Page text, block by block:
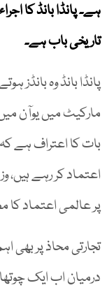
ہے۔ پانڈا بانڈ کا
تاریخی باب ہے۔
پانڈا بانڈ وہ
مارکیٹ میں یوآن
بات کا اعتراف ہے
اعتماد کر رہے ہیں،
پر عالمی اعتماد کا
تجارتی محاذ پر بھی
درمیان اب ایک